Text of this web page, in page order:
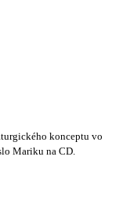
konceptu vo
Mariku na CD.